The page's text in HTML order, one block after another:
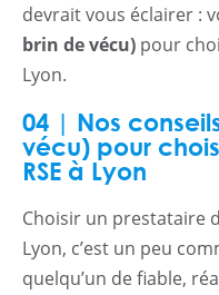
devrait vous éclairer :
brin de vécu) pour
Lyon.
04 | Nos
vécu) pour
RSE à Lyon
Choisir un prestataire
Lyon, c’est un peu
quelqu’un de fiable,